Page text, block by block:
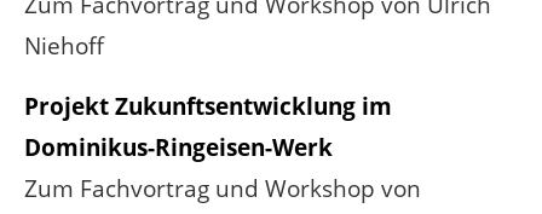
Niehoff
Projekt Zukunftsentwicklung im
Dominikus-Ringeisen-Werk
Zum Fachvortrag und Workshop von